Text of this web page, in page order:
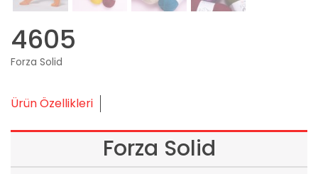
4605
Forza Solid
Ürün Özellikleri
Forza Solid